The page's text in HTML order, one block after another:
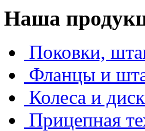
Наша
Поковки,
Фланцы и
Колеса и
Прицепная